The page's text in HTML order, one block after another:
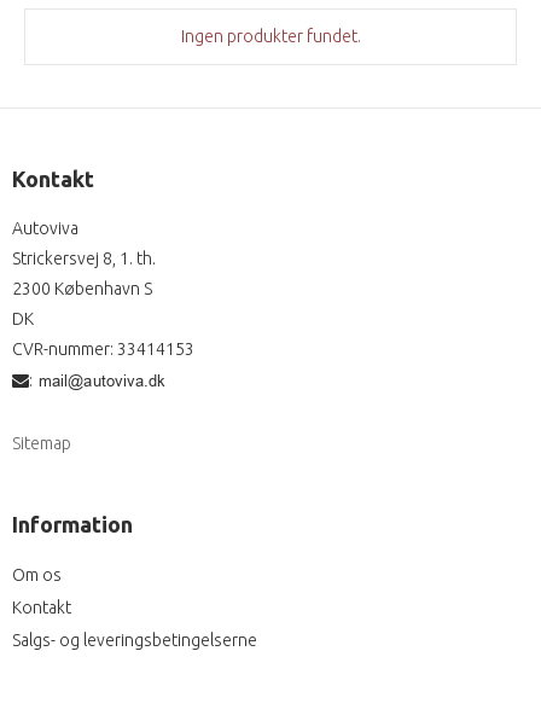
Ingen produkter fundet.
Kontakt
Autoviva
Strickersvej 8, 1. th.
2300 København S
DK
CVR-nummer: 33414153
:
Sitemap
Information
Om os
Kontakt
Salgs- og leveringsbetingelserne